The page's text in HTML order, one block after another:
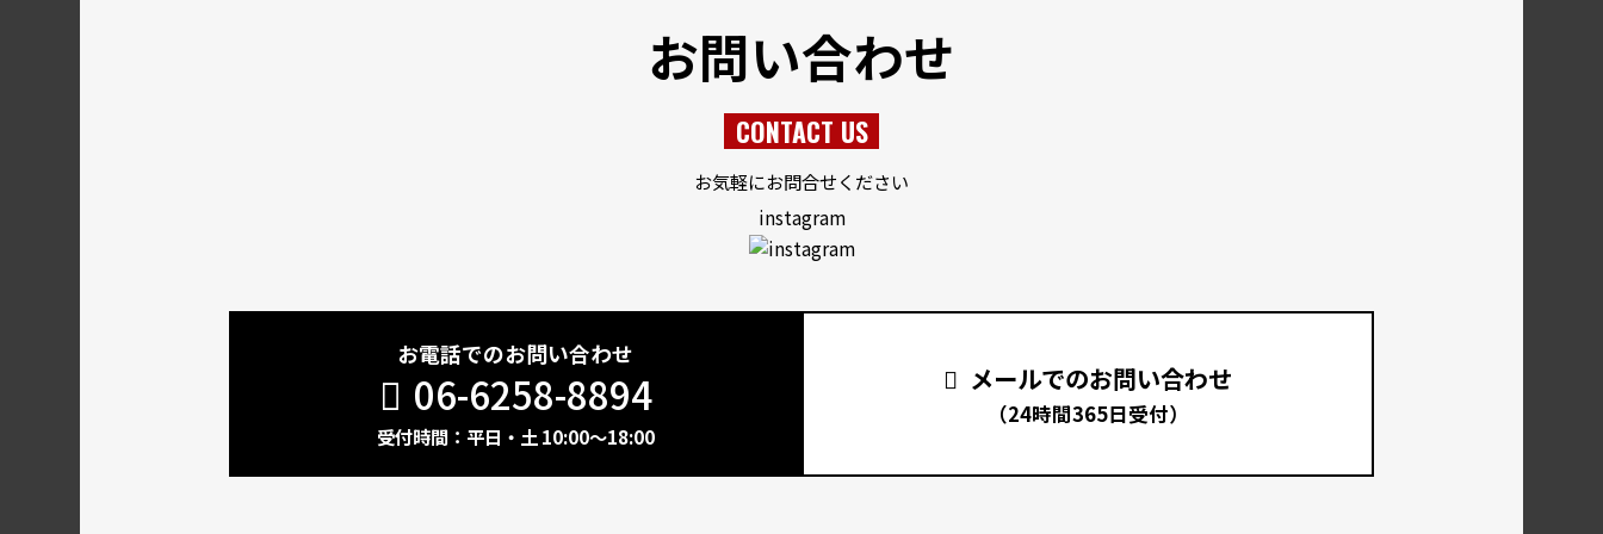
お問い合わせ
CONTACT US
お気軽にお問合せください
instagram
お電話でのお問い合わせ
06-6258-8894
受付時間：平日・土 10:00～18:00
メールでのお問い合わせ
（24時間365日受付）